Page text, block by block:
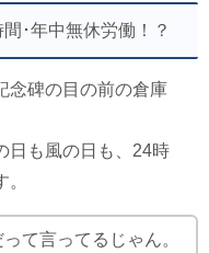
･年中無休労働！？
念碑の目の前の倉庫
日も風の日も、24時
て言ってるじゃん。